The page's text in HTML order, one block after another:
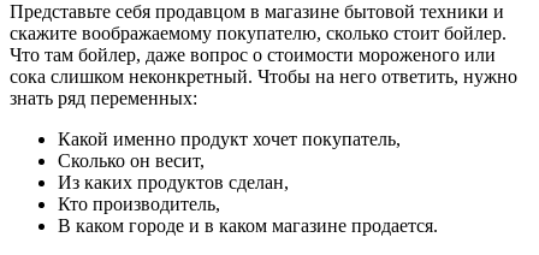
Представьте себя продавцом в магазине бытовой техники и
скажите воображаемому покупателю, сколько стоит бойлер.
Что там бойлер, даже вопрос о стоимости мороженого или
сока слишком неконкретный. Чтобы на него ответить, нужно
знать ряд переменных:
Какой именно продукт хочет покупатель,
Сколько он весит,
Из каких продуктов сделан,
Кто производитель,
В каком городе и в каком магазине продается.